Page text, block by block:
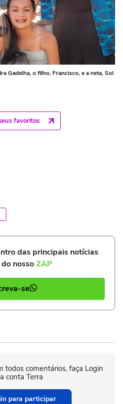
Gadelha, o filho, Francisco, e a neta, Sol
favoritos
das principais notícias
nossoZAP
se
todos comentários, faça Login
conta Terra
para participar